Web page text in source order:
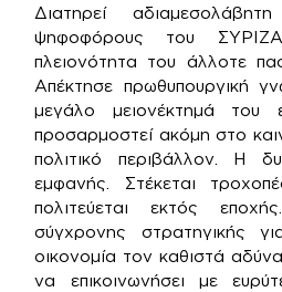
Διατηρεί
ψηφοφόρους του
πλειονότητα του άλλοτε
Απέκτησε πρωθυπουργική
μεγάλο μειονέκτημά του
προσαρμοστεί ακόμη στο
πολιτικό περιβάλλον. Η
εμφανής. Στέκεται
πολιτεύεται εκτός
σύγχρονης στρατηγικής
οικονομία τον καθιστά
να επικοινωνήσει με